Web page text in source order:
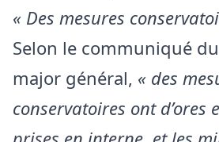
« Des mesures
Selon le communiqué
major général, « des
conservatoires ont d’ores